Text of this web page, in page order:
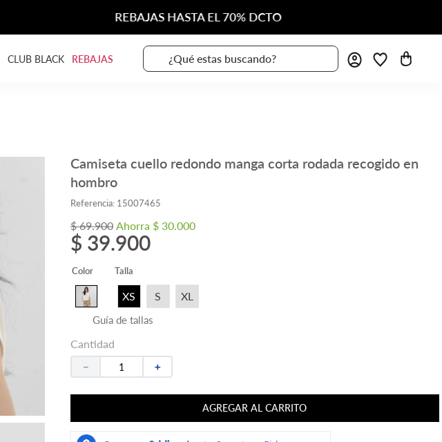
¿Qué estas buscando?
CLUB BLACK REBAJAS
Camiseta cuello redondo manga corta rodada recogido en
hombro
Referencia: 15007465
$ 69.900 Ahorra $ 30.000
$ 39.900
Color Talla
XS S XL
Guía de tallas
Cantidad
＋
－
AGREGAR AL CARRITO